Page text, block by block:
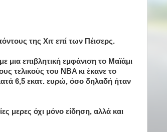
της Χιτ επί των Πέισερς.
μια επιβλητική εμφάνιση το Μαϊάμι
τελικούς του NBA κι έκανε το
6,5 εκατ. ευρώ, όσο δηλαδή ήταν
μερες όχι μόνο είδηση, αλλά και